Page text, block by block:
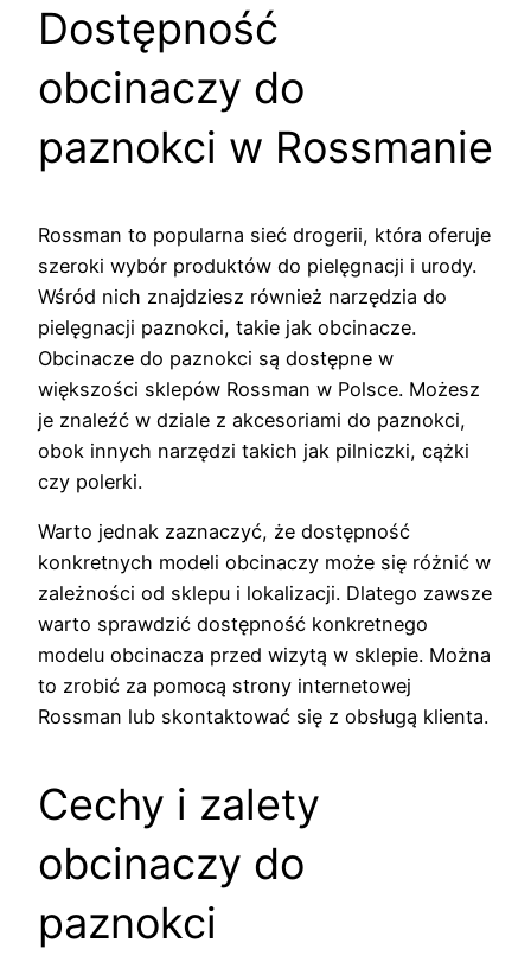
Dostępność
obcinaczy do
paznokci w Rossmanie
Rossman to popularna sieć drogerii, która oferuje
szeroki wybór produktów do pielęgnacji i urody.
Wśród nich znajdziesz również narzędzia do
pielęgnacji paznokci, takie jak obcinacze.
Obcinacze do paznokci są dostępne w
większości sklepów Rossman w Polsce. Możesz
je znaleźć w dziale z akcesoriami do paznokci,
obok innych narzędzi takich jak pilniczki, cążki
czy polerki.
Warto jednak zaznaczyć, że dostępność
konkretnych modeli obcinaczy może się różnić w
zależności od sklepu i lokalizacji. Dlatego zawsze
warto sprawdzić dostępność konkretnego
modelu obcinacza przed wizytą w sklepie. Można
to zrobić za pomocą strony internetowej
Rossman lub skontaktować się z obsługą klienta.
Cechy i zalety
obcinaczy do
paznokci